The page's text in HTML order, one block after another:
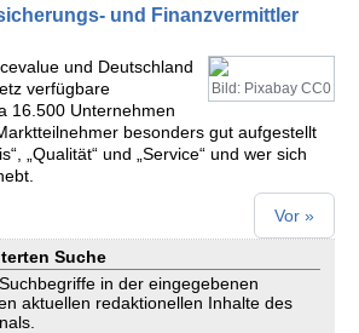
und Finanzvermittler
Bild: Pixabay CC0
und Deutschland
verfügbare
16.500 Unternehmen
besonders gut aufgestellt
„Qualität“ und „Service“ und wer sich
Vor »
Suche
in der eingegebenen
aktuellen redaktionellen Inhalte des